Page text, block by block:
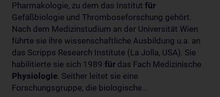
Pharmakologie, zu dem das Institut für
Gefäßbiologie und Thromboseforschung gehört.
Nach dem Medizinstudium an der Universität Wien
führte sie ihre wissenschaftliche Ausbildung u.a. an
das Scripps Research Institute (La Jolla, USA). Sie
habilitierte sie sich 1989 für das Fach Medizinische
Physiologie. Seither leitet sie eine
Forschungsgruppe, die biologische...